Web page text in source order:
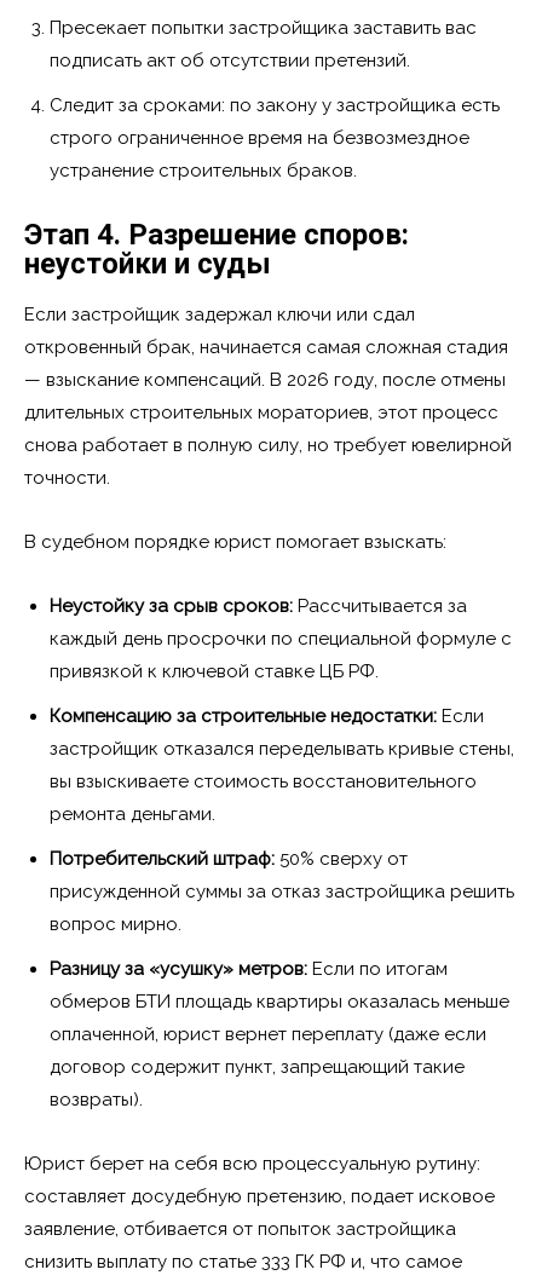
Пресекает попытки застройщика заставить вас
подписать акт об отсутствии претензий.
Следит за сроками: по закону у застройщика есть
строго ограниченное время на безвозмездное
устранение строительных браков.
Этап 4. Разрешение споров:
неустойки и суды
Если застройщик задержал ключи или сдал
откровенный брак, начинается самая сложная стадия
— взыскание компенсаций. В 2026 году, после отмены
длительных строительных мораториев, этот процесс
снова работает в полную силу, но требует ювелирной
точности.
В судебном порядке юрист помогает взыскать:
Неустойку за срыв сроков: Рассчитывается за
каждый день просрочки по специальной формуле с
привязкой к ключевой ставке ЦБ РФ.
Компенсацию за строительные недостатки: Если
застройщик отказался переделывать кривые стены,
вы взыскиваете стоимость восстановительного
ремонта деньгами.
Потребительский штраф: 50% сверху от
присужденной суммы за отказ застройщика решить
вопрос мирно.
Разницу за «усушку» метров: Если по итогам
обмеров БТИ площадь квартиры оказалась меньше
оплаченной, юрист вернет переплату (даже если
договор содержит пункт, запрещающий такие
возвраты).
Юрист берет на себя всю процессуальную рутину:
составляет досудебную претензию, подает исковое
заявление, отбивается от попыток застройщика
снизить выплату по статье 333 ГК РФ и, что самое